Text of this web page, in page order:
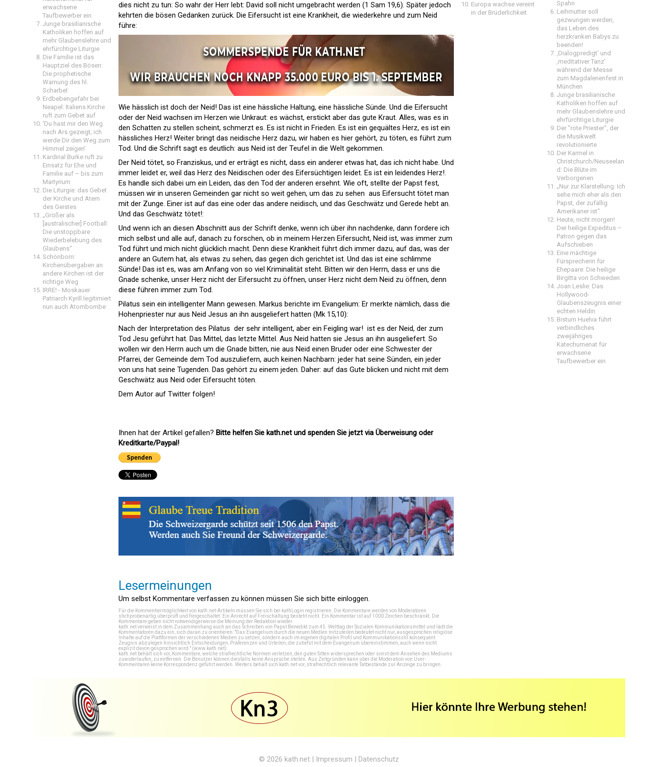
erwachsene
Taufbewerber ein
Junge brasilianische
Katholiken hoffen auf
mehr Glaubenslehre und
ehrfürchtige Liturgie
Die Familie ist das
Hauptziel des Bösen:
Die prophetische
Warnung des hl.
Scharbel
Erdbebengefahr bei
Neapel: Italiens Kirche
ruft zum Gebet auf
'Du hast mir den Weg
nach Ars gezeigt; ich
werde Dir den Weg zum
Himmel zeigen'
Kardinal Burke ruft zu
Einsatz für Ehe und
Familie auf – bis zum
Martyrium
Die Liturgie: das Gebet
der Kirche und Atem
des Geistes
„Größer als
[australischer] Football:
Die unstoppbare
Wiederbelebung des
Glaubens“
Schönborn:
Kirchenübergaben an
andere Kirchen ist der
richtige Weg
IRRE! - Moskauer
Patriarch Kyrill legitimiert
nun auch Atombombe
dies nicht zu tun: So wahr der Herr lebt: David soll nicht umgebracht werden (1 Sam 19,6). Später jedoch
kehrten die bösen Gedanken zurück. Die Eifersucht ist eine Krankheit, die wiederkehre und zum Neid
führe:
Wie hässlich ist doch der Neid! Das ist eine hässliche Haltung, eine hässliche Sünde. Und die Eifersucht
oder der Neid wachsen im Herzen wie Unkraut: es wächst, erstickt aber das gute Kraut. Alles, was es in
den Schatten zu stellen scheint, schmerzt es. Es ist nicht in Frieden. Es ist ein gequältes Herz, es ist ein
hässliches Herz! Weiter bringt das neidische Herz dazu, wir haben es hier gehört, zu töten, es führt zum
Tod. Und die Schrift sagt es deutlich: aus Neid ist der Teufel in die Welt gekommen.
Der Neid tötet, so Franziskus, und er erträgt es nicht, dass ein anderer etwas hat, das ich nicht habe. Und
immer leidet er, weil das Herz des Neidischen oder des Eifersüchtigen leidet. Es ist ein leidendes Herz!.
Es handle sich dabei um ein Leiden, das den Tod der anderen ersehnt. Wie oft, stellte der Papst fest,
müssen wir in unseren Gemeinden gar nicht so weit gehen, um das zu sehen  aus Eifersucht tötet man
mit der Zunge. Einer ist auf das eine oder das andere neidisch, und das Geschwätz und Gerede hebt an.
Und das Geschwätz tötet!:
Und wenn ich an diesen Abschnitt aus der Schrift denke, wenn ich über ihn nachdenke, dann fordere ich
mich selbst und alle auf, danach zu forschen, ob in meinem Herzen Eifersucht, Neid ist, was immer zum
Tod führt und mich nicht glücklich macht. Denn diese Krankheit führt dich immer dazu, auf das, was der
andere an Gutem hat, als etwas zu sehen, das gegen dich gerichtet ist. Und das ist eine schlimme
Sünde! Das ist es, was am Anfang von so viel Kriminalität steht. Bitten wir den Herrn, dass er uns die
Gnade schenke, unser Herz nicht der Eifersucht zu öffnen, unser Herz nicht dem Neid zu öffnen, denn
diese führen immer zum Tod.
Pilatus sein ein intelligenter Mann gewesen. Markus berichte im Evangelium: Er merkte nämlich, dass die
Hohenpriester nur aus Neid Jesus an ihn ausgeliefert hatten (Mk 15,10):
Nach der Interpretation des Pilatus  der sehr intelligent, aber ein Feigling war!  ist es der Neid, der zum
Tod Jesu geführt hat. Das Mittel, das letzte Mittel. Aus Neid hatten sie Jesus an ihn ausgeliefert. So
wollen wir den Herrn auch um die Gnade bitten, nie aus Neid einen Bruder oder eine Schwester der
Pfarrei, der Gemeinde dem Tod auszuliefern, auch keinen Nachbarn: jeder hat seine Sünden, ein jeder
von uns hat seine Tugenden. Das gehört zu einem jeden. Daher: auf das Gute blicken und nicht mit dem
Geschwätz aus Neid oder Eifersucht töten.
Dem Autor auf Twitter folgen!
Ihnen hat der Artikel gefallen? Bitte helfen Sie kath.net und spenden Sie jetzt via Überweisung oder
Kreditkarte/Paypal!
Lesermeinungen
Um selbst Kommentare verfassen zu können müssen Sie sich bitte einloggen.
Für die Kommentiermöglichkeit von kath.net-Artikeln müssen Sie sich bei kathLogin registrieren . Die Kommentare werden von Moderatoren
stichprobenartig überprüft und freigeschaltet. Ein Anrecht auf Freischaltung besteht nicht. Ein Kommentar ist auf 1000 Zeichen beschränkt. Die
Kommentare geben nicht notwendigerweise die Meinung der Redaktion wieder.
kath.net verweist in dem Zusammenhang auch an das Schreiben von Papst Benedikt zum 45. Welttag der Sozialen Kommunikationsmittel und lädt die
Kommentatoren dazu ein, sich daran zu orientieren: "Das Evangelium durch die neuen Medien mitzuteilen bedeutet nicht nur, ausgesprochen religiöse
Inhalte auf die Plattformen der verschiedenen Medien zu setzen, sondern auch im eigenen digitalen Profil und Kommunikationsstil konsequent
Zeugnis abzulegen hinsichtlich Entscheidungen, Präferenzen und Urteilen, die zutiefst mit dem Evangelium übereinstimmen, auch wenn nicht
explizit davon gesprochen wird." (www.kath.net)
kath.net behält sich vor, Kommentare, welche strafrechtliche Normen verletzen, den guten Sitten widersprechen oder sonst dem Ansehen des Mediums
zuwiderlaufen, zu entfernen. Die Benutzer können diesfalls keine Ansprüche stellen. Aus Zeitgründen kann über die Moderation von User-
Kommentaren keine Korrespondenz geführt werden. Weiters behält sich kath.net vor, strafrechtlich relevante Tatbestände zur Anzeige zu bringen.
Europa wachse vereint
in der Brüderlichkeit
Spahn
Leihmutter soll
gezwungen werden,
das Leben des
herzkranken Babys zu
beenden!
‚Dialogpredigt‘ und
‚meditativer Tanz’
während der Messe
zum Magdalenenfest in
München
Junge brasilianische
Katholiken hoffen auf
mehr Glaubenslehre und
ehrfürchtige Liturgie
Der "rote Priester", der
die Musikwelt
revolutionierte
Der Karmel in
Christchurch/Neuseelan
d: Die Blüte im
Verborgenen
„Nur zur Klarstellung: Ich
sehe mich eher als den
Papst, der zufällig
Amerikaner ist“
Heute, nicht morgen!
Der heilige Expeditus –
Patron gegen das
Aufschieben
Eine mächtige
Fürsprecherin für
Ehepaare: Die heilige
Birgitta von Schweden
Joan Leslie: Das
Hollywood-
Glaubenszeugnis einer
echten Heldin
Bistum Huelva führt
verbindliches
zweijähriges
Katechumenat für
erwachsene
Taufbewerber ein
© 2026 kath.net | Impressum | Datenschutz